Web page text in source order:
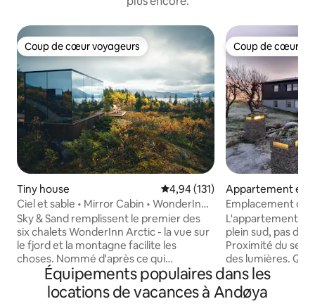
Coup de cœur voyageurs
Coup de cœur voyageurs
Tiny house Évaluation moyenne sur la
4,94 (131)
Ciel et sable • Mirror Cabin • WonderInn
Arctic
Sky & Sand remplissent le premier des
six chalets WonderInn Arctic - la vue sur
le fjord et la montagne facilite les
choses. Nommé d'après ce qui
l'entoure : le ciel au-dessus, le rivage
pâle du Kvæfjord en contrebas. Le verre
miroir reflète les deux au fur et à
Coup de cœur
Coup de cœur
Appartement en
Emplacement de
L'appartement
plein sud, pas de
Proximité du
des lumières. Quartier très calme. Vous
pouvez
boréales de la
Sur le côté nord,
Équipements populaires dans les
locations de vacances à Andøya